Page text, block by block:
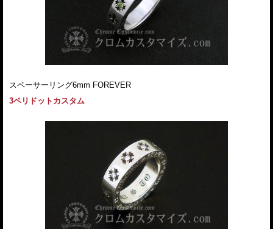
スペーサーリング6mm FOREVER
3ペリドットカスタム